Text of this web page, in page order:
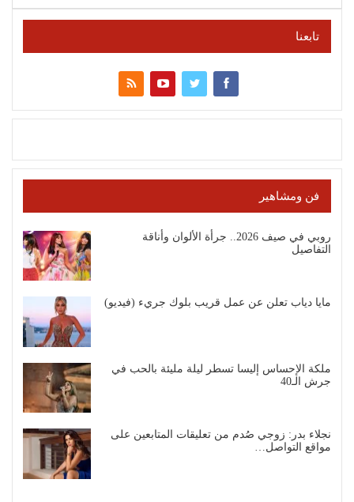
تابعنا
فن ومشاهير
روبي في صيف 2026.. جرأة الألوان وأناقة
التفاصيل
مايا دياب تعلن عن عمل قريب بلوك جريء (فيديو)
ملكة الإحساس إليسا تسطر ليلة مليئة بالحب في
جرش الـ40
نجلاء بدر: زوجي صُدم من تعليقات المتابعين على
مواقع التواصل…